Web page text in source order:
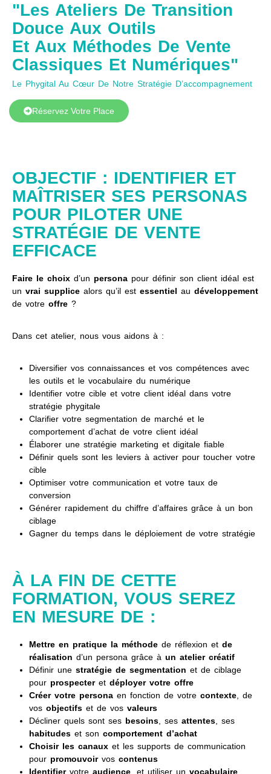
"Les Ateliers De Transition
Douce Aux Outils
Et Aux Méthodes De Vente
Classiques Et Numériques"
Le Phygital Au Cœur De Notre Stratégie D’accompagnement
Réservez Votre Place
OBJECTIF : IDENTIFIER ET
MAÎTRISER SES PERSONAS
POUR PILOTER UNE
STRATÉGIE DE VENTE
EFFICACE
Faire le choix d’un persona pour définir son client idéal est
un vrai supplice alors qu’il est essentiel au développement
de votre offre ?
Dans cet atelier, nous vous aidons à :
Diversifier vos connaissances et vos compétences avec
les outils et le vocabulaire du numérique
Identifier votre cible et votre client idéal dans votre
stratégie phygitale
Clarifier votre segmentation de marché et le
comportement d’achat de votre client idéal
Élaborer une stratégie marketing et digitale fiable
Définir quels sont les leviers à activer pour toucher votre
cible
Optimiser votre communication et votre taux de
conversion
Générer rapidement du chiffre d’affaires grâce à un bon
ciblage
Gagner du temps dans le déploiement de votre stratégie
À LA FIN DE CETTE
FORMATION, VOUS SEREZ
EN MESURE DE :
Mettre en pratique la méthode de réflexion et de
réalisation d’un persona grâce à un atelier créatif
Définir une stratégie de segmentation et de ciblage
pour prospecteret déployer votre offre
Créer votre persona en fonction de votre contexte , de
vos objectifs et de vos valeurs
Décliner quels sont ses besoins , ses attentes , ses
habitudes et son comportement d’achat
Choisir les canaux et les supports de communication
pour promouvoirvos contenus
Identifiervotre audience , et utiliser un vocabulaire